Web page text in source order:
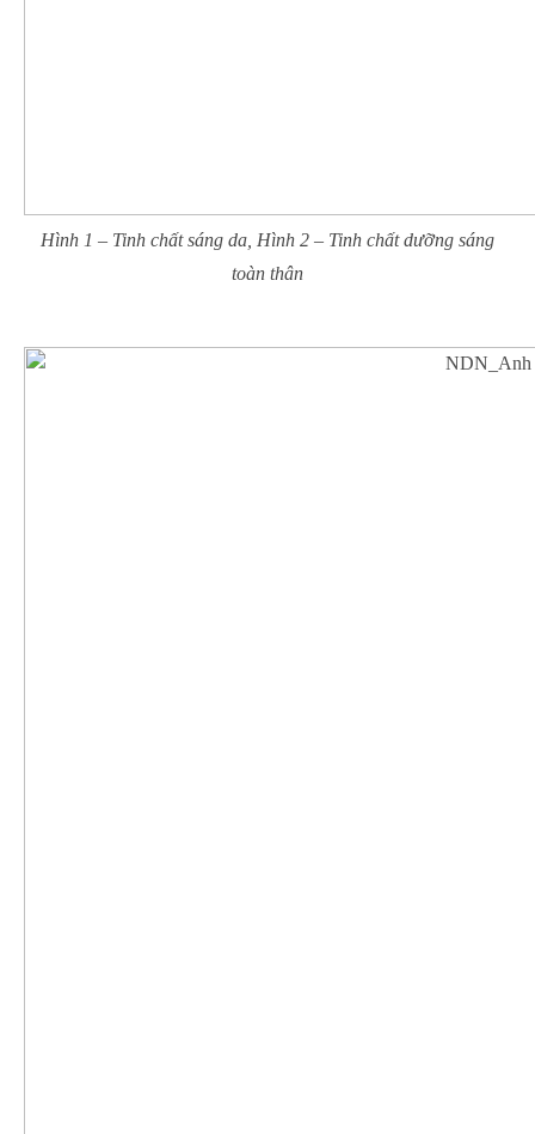
Hình 1 – Tinh chất sáng da, Hình 2 – Tinh chất dưỡng sáng
toàn thân